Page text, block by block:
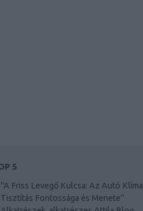
5
"A Friss Levegő Kulcsa: Az Autó Klíma
Tisztítás Fontossága és Menete"